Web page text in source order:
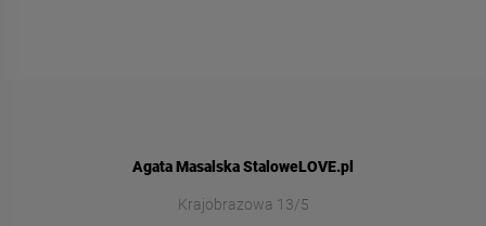
Agata Masalska StaloweLOVE.pl
Krajobrazowa 13/5